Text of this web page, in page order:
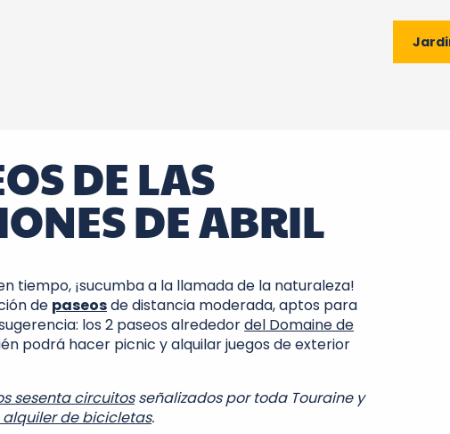
DE LAS
DE ABRIL
tiempo, ¡sucumba a la llamada de la naturaleza!
de paseosde distancia moderada, aptos para
los 2 paseos alrededordel Domaine de
podrá hacer picnic y alquilar juegos de exterior
sesenta circuitosseñalizados por toda Touraine y
de bicicletas.